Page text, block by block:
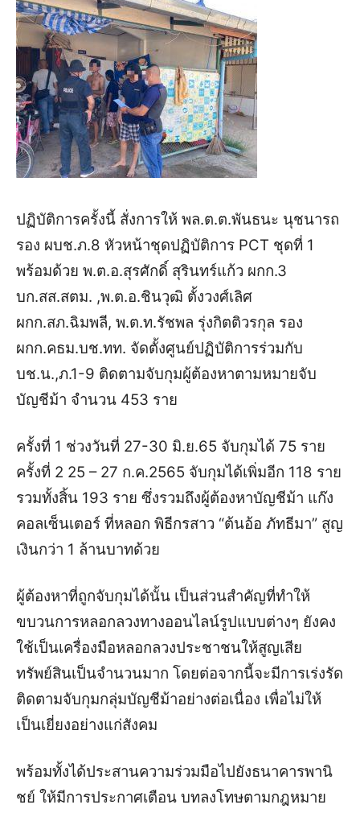
ปฏิบัติการครั้งนี้ สั่งการให้ พล.ต.ต.พันธนะ นุชนารถ
รอง ผบช.ภ.8 หัวหน้าชุดปฏิบัติการ PCT ชุดที่ 1
พร้อมด้วย พ.ต.อ.สุรศักดิ์ สุรินทร์แก้ว ผกก.3
บก.สส.สตม. ,พ.ต.อ.ชินวุฒิ ตั้งวงศ์เลิศ
ผกก.สภ.ฉิมพลี, พ.ต.ท.รัชพล รุ่งกิตติวรกุล รอง
ผกก.คธม.บช.ทท. จัดตั้งศูนย์ปฏิบัติการร่วมกับ
บช.น.,ภ.1-9 ติดตามจับกุมผู้ต้องหาตามหมายจับ
บัญชีม้า จำนวน 453 ราย
ครั้งที่ 1 ช่วงวันที่ 27-30 มิ.ย.65 จับกุมได้ 75 ราย
ครั้งที่ 2 25 – 27 ก.ค.2565 จับกุมได้เพิ่มอีก 118 ราย
รวมทั้งสิ้น 193 ราย ซึ่งรวมถึงผู้ต้องหาบัญชีม้า แก๊ง
คอลเซ็นเตอร์ ที่หลอก พิธีกรสาว “ต้นอ้อ ภัทธีมา” สูญ
เงินกว่า 1 ล้านบาทด้วย
ผู้ต้องหาที่ถูกจับกุมได้นั้น เป็นส่วนสำคัญที่ทำให้
ขบวนการหลอกลวงทางออนไลน์รูปแบบต่างๆ ยังคง
ใช้เป็นเครื่องมือหลอกลวงประชาชนให้สูญเสีย
ทรัพย์สินเป็นจำนวนมาก โดยต่อจากนี้จะมีการเร่งรัด
ติดตามจับกุมกลุ่มบัญชีม้าอย่างต่อเนื่อง เพื่อไม่ให้
เป็นเยี่ยงอย่างแก่สังคม
พร้อมทั้งได้ประสานความร่วมมือไปยังธนาคารพานิ
ชย์ ให้มีการประกาศเตือน บทลงโทษตามกฎหมาย